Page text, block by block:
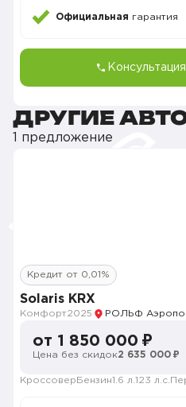
Официальная гарантия
Консультация
ДРУГИЕ
1 предложение
Кредит от 0,01%
Solaris KRX
Комфорт2025 РОЛЬФ
от 1 850 000 ₽
Цена без скидок2 635 000 ₽
Кроссовер Бензин1.6 л. 123 л.с.